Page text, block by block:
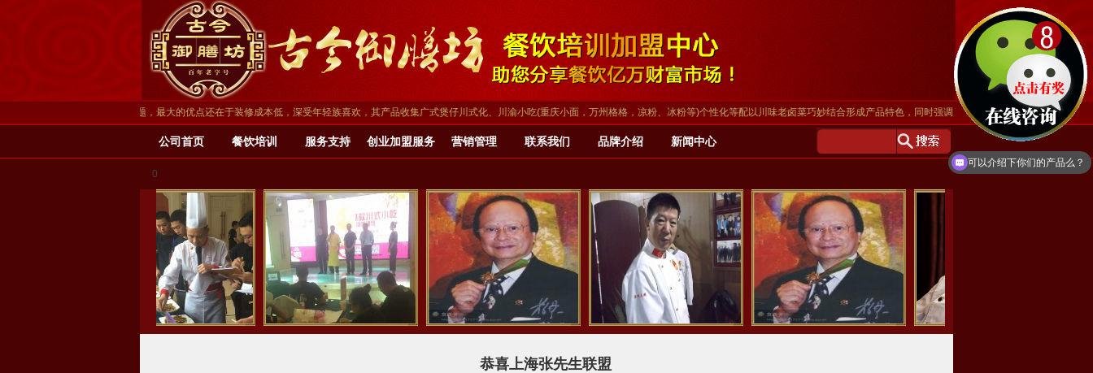
以时尚休闲、个性为主题，最大的优点还在于装修成本低，深受年轻族喜欢，其产品收集广式煲仔川式化、川渝小吃(重庆小面，万州格格，凉粉、冰粉等)个性化等配以川味老卤菜巧妙结合形成产品特色，同时强调“地道”和“适应”相结合的产品核心
公司首页 餐饮培训 服务支持 创业加盟服务 营销管理 联系我们 品牌介绍 新闻中心
0
恭喜上海张先生联盟
可以介绍下你们的产品么？